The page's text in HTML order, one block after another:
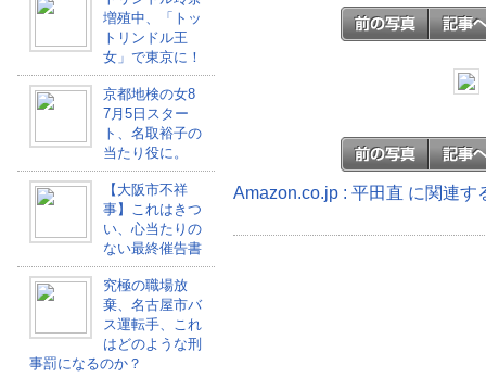
増殖中、「トッ
トリンドル王
女」で東京に！
京都地検の女8
7月5日スター
ト、名取裕子の
当たり役に。
【大阪市不祥
事】これはきつ
い、心当たりの
ない最終催告書
究極の職場放
棄、名古屋市バ
ス運転手、これ
はどのような刑
事罰になるのか？
Amazon.co.jp : 平田直 に関連す